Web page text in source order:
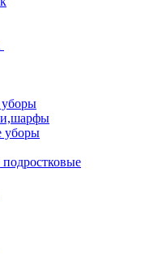
уборы
подростковые